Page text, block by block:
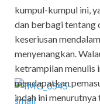
kumpul-kumpul ini,
dan berbagi tentang
keseriusan
menyenangkan.
ketrampilan menulis
mendapatkan
indah ini